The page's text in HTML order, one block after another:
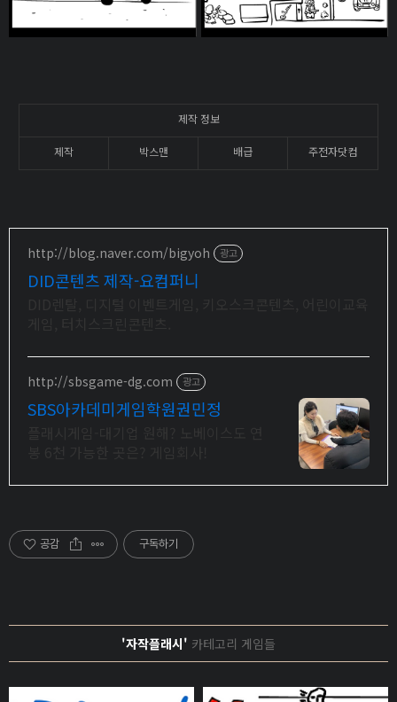
제작 정보
제작 박스맨 배급 주전자닷컴
http://blog.naver.com/bigyoh 광고
DID콘텐츠 제작-요컴퍼니
http://sbsgame-dg.com 광고
SBS아카데미게임학원권민정
공감 구독하기
'자작플래시' 카테고리 게임들